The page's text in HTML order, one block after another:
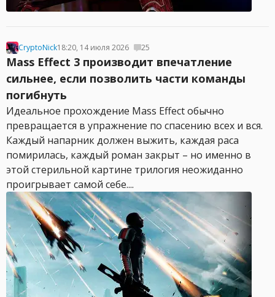
CryptoNick18:20, 14 июля 2026 25
Mass Effect 3 производит впечатление
сильнее, если позволить части команды
погибнуть
Идеальное прохождение Mass Effect обычно
превращается в упражнение по спасению всех и вся.
Каждый напарник должен выжить, каждая раса
помирилась, каждый роман закрыт – но именно в
этой стерильной картине трилогия неожиданно
проигрывает самой себе....